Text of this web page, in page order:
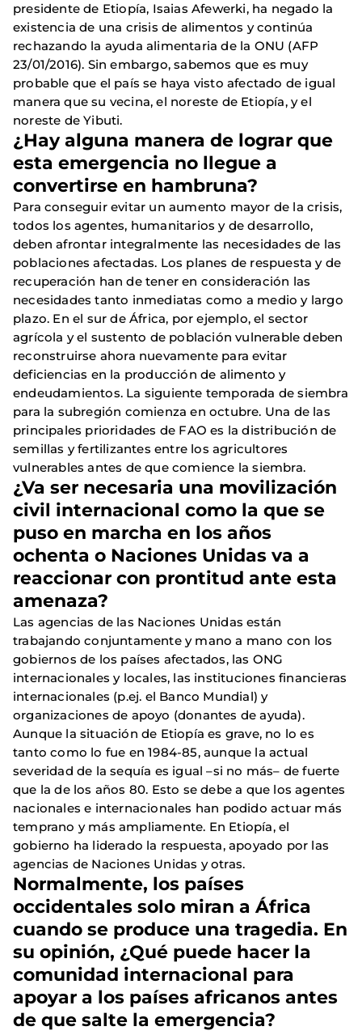
presidente de Etiopía, Isaias Afewerki, ha negado la
existencia de una crisis de alimentos y continúa
rechazando la ayuda alimentaria de la ONU (AFP
23/01/2016). Sin embargo, sabemos que es muy
probable que el país se haya visto afectado de igual
manera que su vecina, el noreste de Etiopía, y el
noreste de Yibuti.
¿Hay alguna manera de lograr que
esta emergencia no llegue a
convertirse en hambruna?
Para conseguir evitar un aumento mayor de la crisis,
todos los agentes, humanitarios y de desarrollo,
deben afrontar integralmente las necesidades de las
poblaciones afectadas. Los planes de respuesta y de
recuperación han de tener en consideración las
necesidades tanto inmediatas como a medio y largo
plazo. En el sur de África, por ejemplo, el sector
agrícola y el sustento de población vulnerable deben
reconstruirse ahora nuevamente para evitar
deficiencias en la producción de alimento y
endeudamientos. La siguiente temporada de siembra
para la subregión comienza en octubre. Una de las
principales prioridades de FAO es la distribución de
semillas y fertilizantes entre los agricultores
vulnerables antes de que comience la siembra.
¿Va ser necesaria una movilización
civil internacional como la que se
puso en marcha en los años
ochenta o Naciones Unidas va a
reaccionar con prontitud ante esta
amenaza?
Las agencias de las Naciones Unidas están
trabajando conjuntamente y mano a mano con los
gobiernos de los países afectados, las ONG
internacionales y locales, las instituciones financieras
internacionales (p.ej. el Banco Mundial) y
organizaciones de apoyo (donantes de ayuda).
Aunque la situación de Etiopía es grave, no lo es
tanto como lo fue en 1984-85, aunque la actual
severidad de la sequía es igual –si no más– de fuerte
que la de los años 80. Esto se debe a que los agentes
nacionales e internacionales han podido actuar más
temprano y más ampliamente. En Etiopía, el
gobierno ha liderado la respuesta, apoyado por las
agencias de Naciones Unidas y otras.
Normalmente, los países
occidentales solo miran a África
cuando se produce una tragedia. En
su opinión, ¿Qué puede hacer la
comunidad internacional para
apoyar a los países africanos antes
de que salte la emergencia?